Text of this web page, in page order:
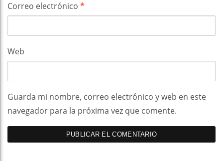
Correo electrónico *
Web
Guarda mi nombre, correo electrónico y web en este
navegador para la próxima vez que comente.